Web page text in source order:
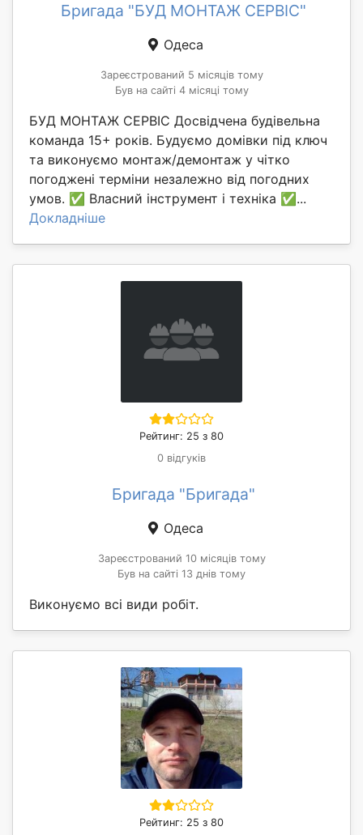
Бригада "БУД МОНТАЖ СЕРВІС"
Одеса
Зареєстрований 5 місяців тому
Був на сайті 4 місяці тому
БУД МОНТАЖ СЕРВІС Досвідчена будівельна
команда 15+ років. Будуємо домівки під ключ
та виконуємо монтаж/демонтаж у чітко
погоджені терміни незалежно від погодних
умов. ✅ Власний інструмент і техніка ✅...
Докладніше
Рейтинг: 25 з 80
0 відгуків
Бригада "Бригада"
Одеса
Зареєстрований 10 місяців тому
Був на сайті 13 днів тому
Виконуємо всі види робіт.
Рейтинг: 25 з 80